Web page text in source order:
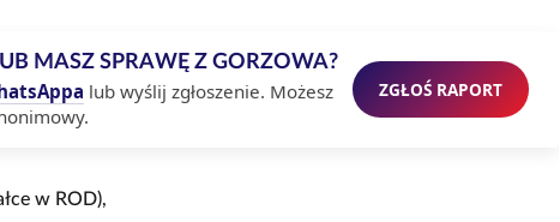
MASZ SPRAWĘ Z GORZOWA?
lub wyślij zgłoszenie. Możesz
ZGŁOŚ RAPORT
w ROD),